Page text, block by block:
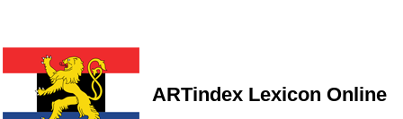
ARTindex Lexicon Online